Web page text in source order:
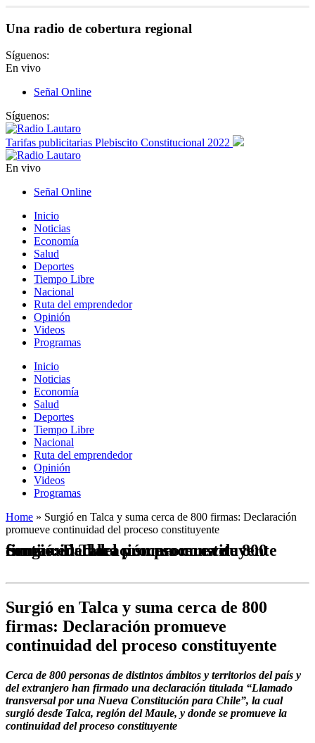
Una radio de cobertura regional
Síguenos:
En vivo
Señal Online
Síguenos:
Tarifas publicitarias Plebiscito Constitucional 2022
En vivo
Señal Online
Inicio
Noticias
Economía
Salud
Deportes
Tiempo Libre
Nacional
Ruta del emprendedor
Opinión
Videos
Programas
Inicio
Noticias
Economía
Salud
Deportes
Tiempo Libre
Nacional
Ruta del emprendedor
Opinión
Videos
Programas
Home » Surgió en Talca y suma cerca de 800 firmas: Declaración
promueve continuidad del proceso constituyente
Surgió en Talca y suma cerca de 800 firmas: Declaración promueve continuidad del proceso constituyente
Surgió en Talca y suma cerca de 800
firmas: Declaración promueve
continuidad del proceso constituyente
Cerca de 800 personas de distintos ámbitos y territorios del país y
del extranjero han firmado una declaración titulada “Llamado
transversal por una Nueva Constitución para Chile”, la cual
surgió desde Talca, región del Maule, y donde se promueve la
continuidad del proceso constituyente